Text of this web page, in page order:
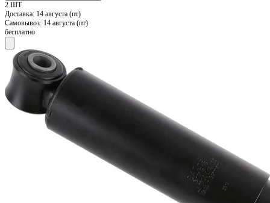
2 ШТ
Доставка: 14 августа (пт)
Самовывоз: 14 августа (пт)
бесплатно